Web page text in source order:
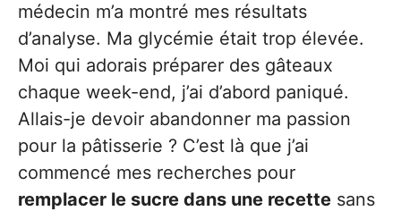
médecin m’a montré mes résultats
d’analyse. Ma glycémie était trop élevée.
Moi qui adorais préparer des gâteaux
chaque week-end, j’ai d’abord paniqué.
Allais-je devoir abandonner ma passion
pour la pâtisserie ? C’est là que j’ai
commencé mes recherches pour
remplacer le sucre dans une recette sans